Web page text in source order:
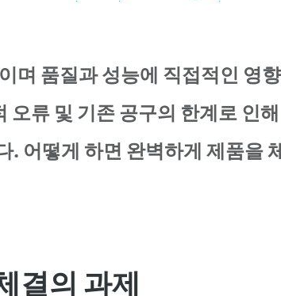
며 품질과 성능에 직접적인 영
오류 및 기존 공구의 한계로 인
. 어떻게 하면 완벽하게 제품을
결의 과제